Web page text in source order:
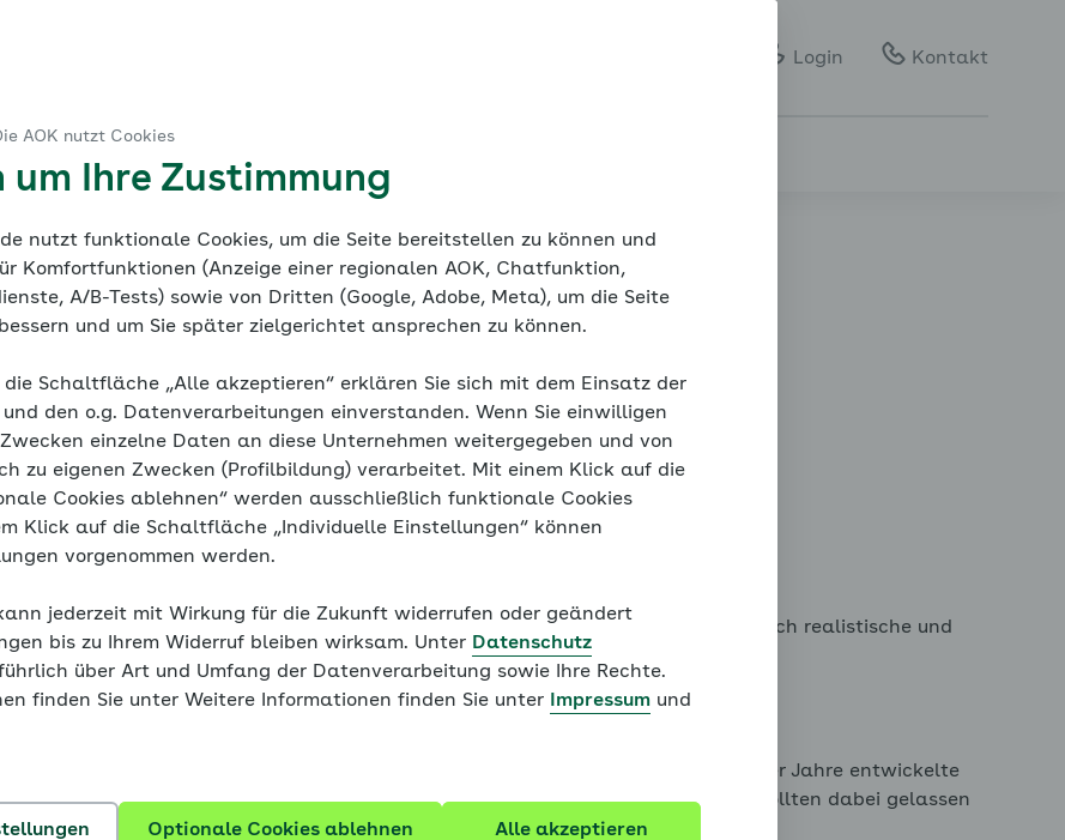
Gebärdensprache
Leichte Sprache
Login Kontakt
Bluthochdruck
Gesundes Körpergewicht
Setzen Sie sich realistische Ziele
Um langfristig erfolgreich abzunehmen und am Ball zu bleiben, ist es wichtig, sich realistische und
überschaubare Ziele zu setzen. Sonst sind Frust und Scheitern programmiert.
Hier ein paar Tipps, wie Sie Ihre Ziele formulieren sollten:
: Setzen Sie sich kleine Etappenziele. Um über Jahre entwickelte
Gewohnheiten abzulegen, benötigen Sie viel Durchhaltevermögen. Und Sie sollten dabei gelassen
bleiben können.
für Blutdruck - eine Einführung ausklappen
für Bluthochdruck hat viele Gesichter ausklappen
AOK nutzt Cookies
Ihre Zustimmung
nutzt funktionale Cookies, um die Seite bereitstellen zu können und
Komfortfunktionen (Anzeige einer regionalen AOK, Chatfunktion,
A/B-Tests) sowie von Dritten (Google, Adobe, Meta), um die Seite
und um Sie später zielgerichtet ansprechen zu können.
Schaltfläche „Alle akzeptieren“ erklären Sie sich mit dem Einsatz der
den o.g. Datenverarbeitungen einverstanden. Wenn Sie einwilligen
einzelne Daten an diese Unternehmen weitergegeben und von
zu eigenen Zwecken (Profilbildung) verarbeitet. Mit einem Klick auf die
Cookies ablehnen“ werden ausschließlich funktionale Cookies
Klick auf die Schaltfläche „Individuelle Einstellungen“ können
vorgenommen werden.
jederzeit mit Wirkung für die Zukunft widerrufen oder geändert
bis zu Ihrem Widerruf bleiben wirksam. Unter Datenschutz
über Art und Umfang der Datenverarbeitung sowie Ihre Rechte.
finden Sie unter Weitere Informationen finden Sie unter
Impressum und
Optionale Cookies ablehnen Alle akzeptieren